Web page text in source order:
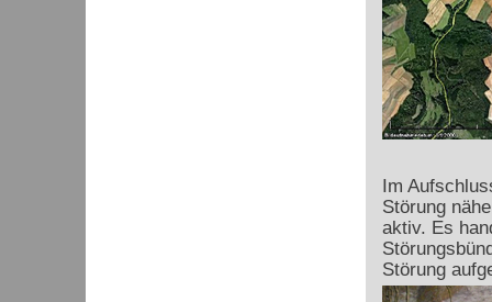
Im
Störung
aktiv. Es
Störung